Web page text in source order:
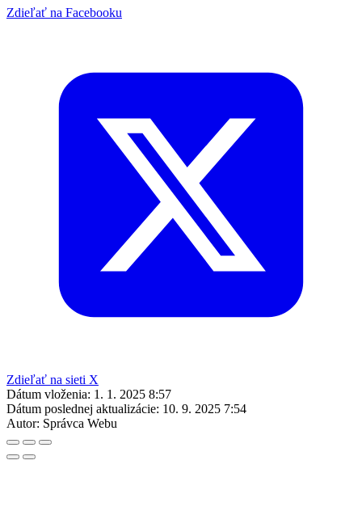
Zdieľať na Facebooku
Zdieľať na sieti X
Dátum vloženia: 1. 1. 2025 8:57
Dátum poslednej aktualizácie: 10. 9. 2025 7:54
Autor: Správca Webu